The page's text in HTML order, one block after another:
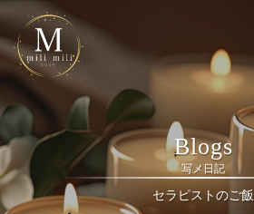
Blogs
写メ日記
セラピストのご飯